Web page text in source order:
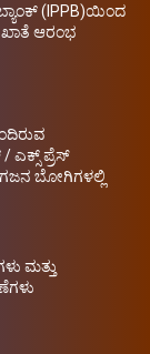
(IPPB)ಯಿಂದ
ಆರಂಭ
ಎಕ್ಸ್ ಪ್ರೆಸ್
ಬೋಗಿಗಳಲ್ಲಿ
ಮತ್ತು